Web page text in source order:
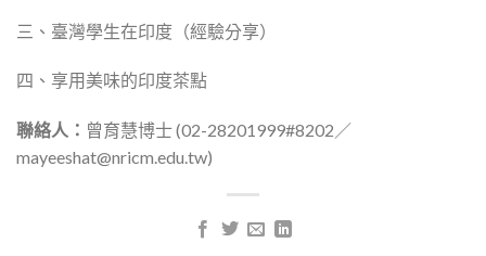
三、臺灣學生在印度（經驗分享）
四、享用美味的印度茶點
聯絡人： 曾育慧博士 (02-28201999#8202／
mayeeshat@nricm.edu.tw)